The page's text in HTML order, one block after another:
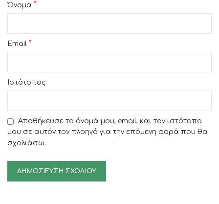
Όνομα *
Email *
Ιστότοπος
Αποθήκευσε το όνομά μου, email, και τον ιστότοπο
μου σε αυτόν τον πλοηγό για την επόμενη φορά που θα
σχολιάσω.